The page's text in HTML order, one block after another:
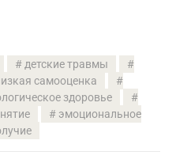
детские травмы
самооценка
здоровье
эмоциональное